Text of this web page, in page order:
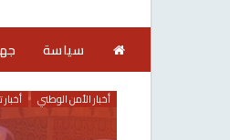
سياسة
أخبار الأمن الوطني